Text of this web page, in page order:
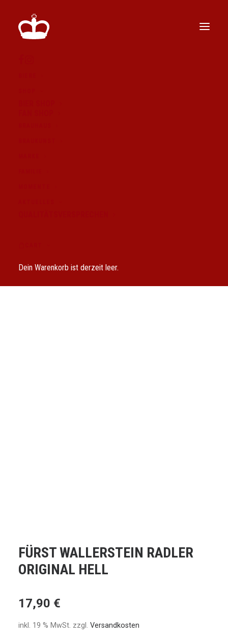
Dein Warenkorb ist derzeit leer.
FÜRST WALLERSTEIN RADLER
ORIGINAL HELL
17,90 €
inkl. 19 % MwSt. zzgl. Versandkosten